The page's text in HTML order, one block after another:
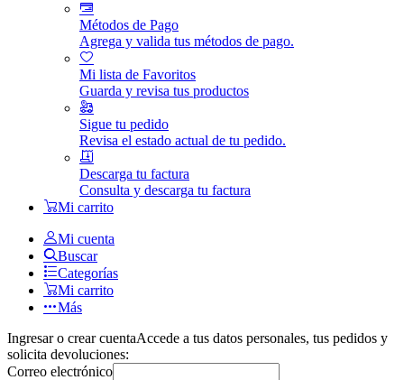
Métodos de Pago
Agrega y valida tus métodos de pago.
Mi lista de Favoritos
Guarda y revisa tus productos
Sigue tu pedido
Revisa el estado actual de tu pedido.
Descarga tu factura
Consulta y descarga tu factura
Mi carrito
Mi cuenta
Buscar
Categorías
Mi carrito
Más
Ingresar o crear cuentaAccede a tus datos personales, tus pedidos y
solicita devoluciones:
Correo electrónico